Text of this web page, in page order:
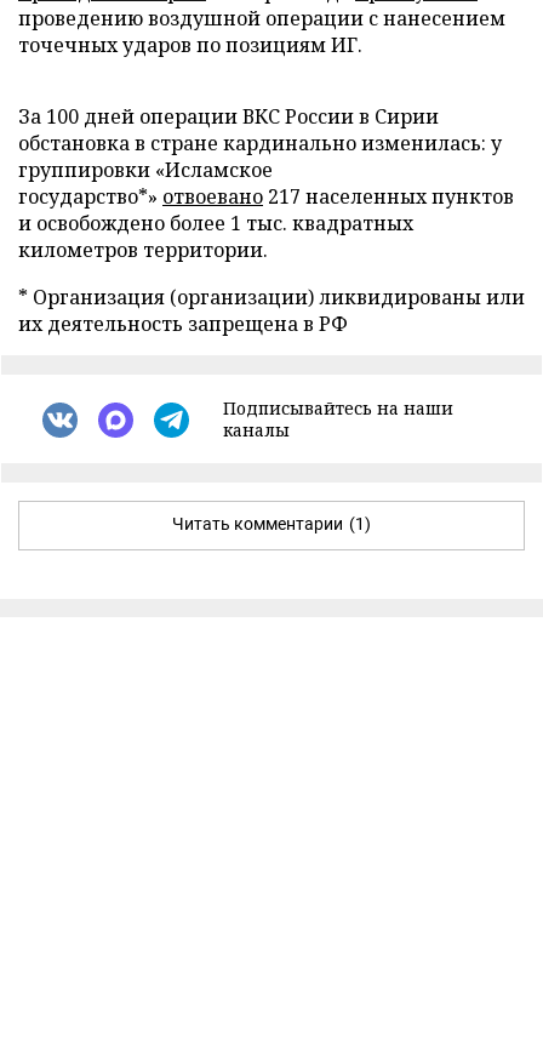
проведению воздушной операции с нанесением
точечных ударов по позициям ИГ.
За 100 дней операции ВКС России в Сирии
обстановка в стране кардинально изменилась: у
группировки «Исламское
государство*» отвоевано 217 населенных пунктов
и освобождено более 1 тыс. квадратных
километров территории.
* Организация (организации) ликвидированы или
их деятельность запрещена в РФ
Подписывайтесь на наши
каналы
Читать комментарии (1)